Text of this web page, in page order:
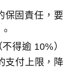
保固責任，要
得逾 10%）
支付上限，降